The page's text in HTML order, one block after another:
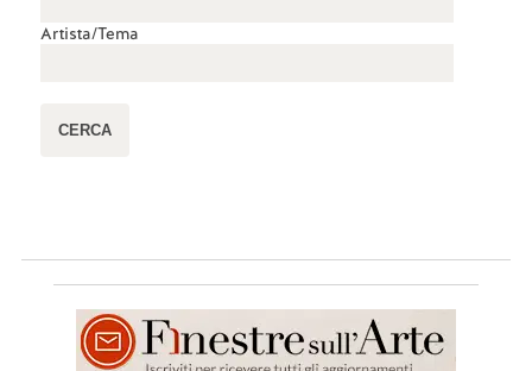
Artista/Tema